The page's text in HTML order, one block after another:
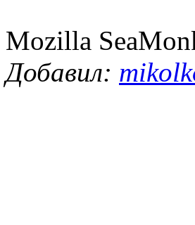
Mozilla
Добавил: